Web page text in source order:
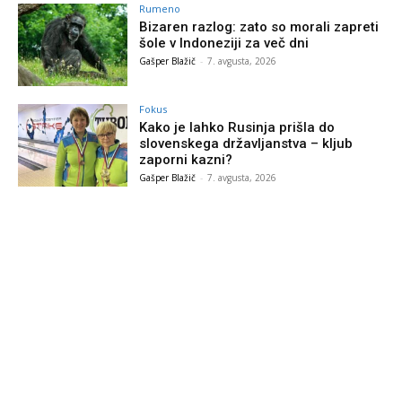
Rumeno
Bizaren razlog: zato so morali zapreti
šole v Indoneziji za več dni
Gašper Blažič - 7. avgusta, 2026
Fokus
Kako je lahko Rusinja prišla do
slovenskega državljanstva – kljub
zaporni kazni?
Gašper Blažič - 7. avgusta, 2026